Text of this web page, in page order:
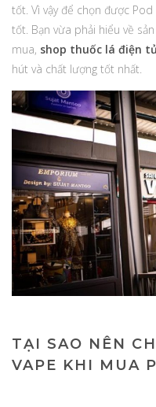
tốt. Vì vậy để chọn được
tốt. Bạn vừa phải hiểu về
mua, shop thuốc lá điện
hút và chất lượng tốt nhất.
TẠI SAO NÊN
VAPE KHI MUA